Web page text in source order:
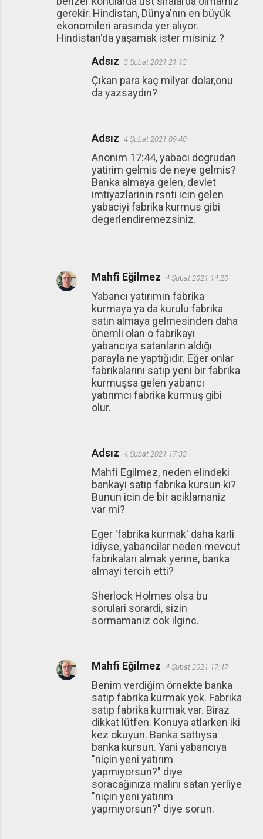
gerekir. Hindistan, Dünya'nın en büyük
ekonomileri arasında yer alıyor.
Hindistan'da yaşamak ister misiniz ?
Adsız 3 Şubat 2021 21:13
Çıkan para kaç milyar dolar,onu
da yazsaydın?
Adsız 4 Şubat 2021 09:40
Anonim 17:44, yabaci dogrudan
yatirim gelmis de neye gelmis?
Banka almaya gelen, devlet
imtiyazlarinin rsnti icin gelen
yabaciyi fabrika kurmus gibi
degerlendiremezsiniz.
Mahfi Eğilmez 4 Şubat 2021 14:20
Yabancı yatırımın fabrika
kurmaya ya da kurulu fabrika
satın almaya gelmesinden daha
önemli olan o fabrikayı
yabancıya satanların aldığı
parayla ne yaptığıdır. Eğer onlar
fabrikalarını satıp yeni bir fabrika
kurmuşsa gelen yabancı
yatırımcı fabrika kurmuş gibi
olur.
Adsız 4 Şubat 2021 17:33
Mahfi Egilmez, neden elindeki
bankayi satip fabrika kursun ki?
Bunun icin de bir aciklamaniz
var mi?
Eger 'fabrika kurmak' daha karli
idiyse, yabancilar neden mevcut
fabrikalari almak yerine, banka
almayi tercih etti?
Sherlock Holmes olsa bu
sorulari sorardi, sizin
sormamaniz cok ilginc.
Mahfi Eğilmez 4 Şubat 2021 17:47
Benim verdiğim örnekte banka
satıp fabrika kurmak yok. Fabrika
satıp fabrika kurmak var. Biraz
dikkat lütfen. Konuya atlarken iki
kez okuyun. Banka sattıysa
banka kursun. Yani yabancıya
"niçin yeni yatırım
yapmıyorsun?" diye
soracağınıza malını satan yerliye
"niçin yeni yatırım
yapmıyorsun?" diye sorun.